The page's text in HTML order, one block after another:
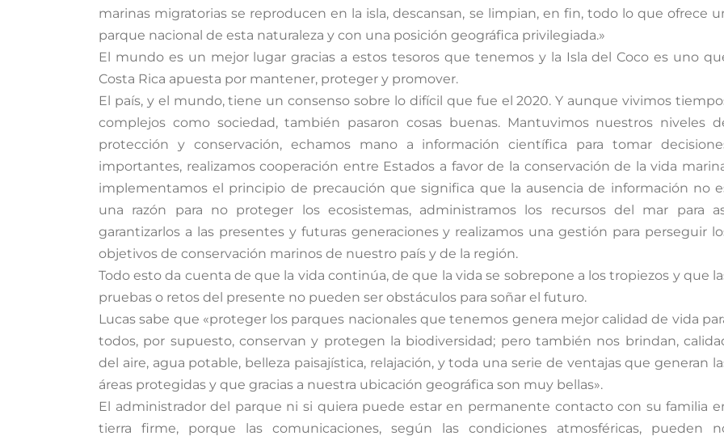
marinas migratorias se reproducen en la isla, descansan, se limpian, en fin, todo lo que ofrece
parque nacional de esta naturaleza y con una posición geográfica privilegiada.»
El mundo es un mejor lugar gracias a estos tesoros que tenemos y la Isla del Coco es uno
Costa Rica apuesta por mantener, proteger y promover.
El país, y el mundo, tiene un consenso sobre lo difícil que fue el 2020. Y aunque vivimos
complejos como sociedad, también pasaron cosas buenas. Mantuvimos nuestros niveles
protección y conservación, echamos mano a información científica para tomar
importantes, realizamos cooperación entre Estados a favor de la conservación de la vida
implementamos el principio de precaución que significa que la ausencia de información no
una razón para no proteger los ecosistemas, administramos los recursos del mar para
garantizarlos a las presentes y futuras generaciones y realizamos una gestión para perseguir
objetivos de conservación marinos de nuestro país y de la región.
Todo esto da cuenta de que la vida continúa, de que la vida se sobrepone a los tropiezos y que
pruebas o retos del presente no pueden ser obstáculos para soñar el futuro.
Lucas sabe que «proteger los parques nacionales que tenemos genera mejor calidad de vida
todos, por supuesto, conservan y protegen la biodiversidad; pero también nos brindan,
del aire, agua potable, belleza paisajística, relajación, y toda una serie de ventajas que generan
áreas protegidas y que gracias a nuestra ubicación geográfica son muy bellas».
El administrador del parque ni si quiera puede estar en permanente contacto con su familia
tierra firme, porque las comunicaciones, según las condiciones atmosféricas, pueden